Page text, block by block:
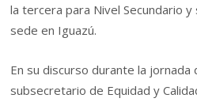
la tercera para Nivel Secundario
sede en Iguazú.
En su discurso durante la jornada
subsecretario de Equidad y